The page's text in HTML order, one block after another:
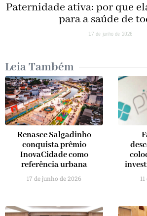
Paternidade ativa: por que
para a saúde de
17 de junho de 2026
Renasce Salgadinho
conquista prêmio
InovaCidade como
referência urbana
17 de junho de 2026
Leia Também